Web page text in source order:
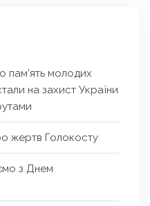
пам’ять молодих
на захист України
жертв Голокосту
з Днем